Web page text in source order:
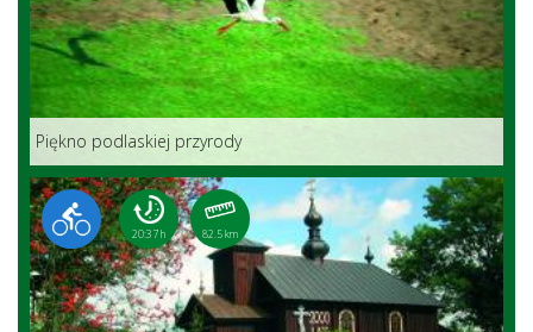
Piękno podlaskiej przyrody
20:37 h 82.5 km